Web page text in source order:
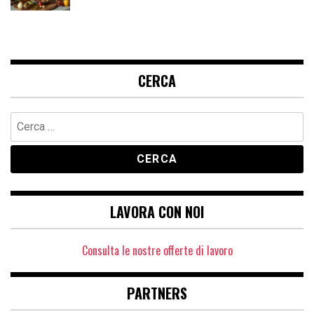
CERCA
Ricerca
per:
LAVORA CON NOI
Consulta le nostre offerte di lavoro
PARTNERS